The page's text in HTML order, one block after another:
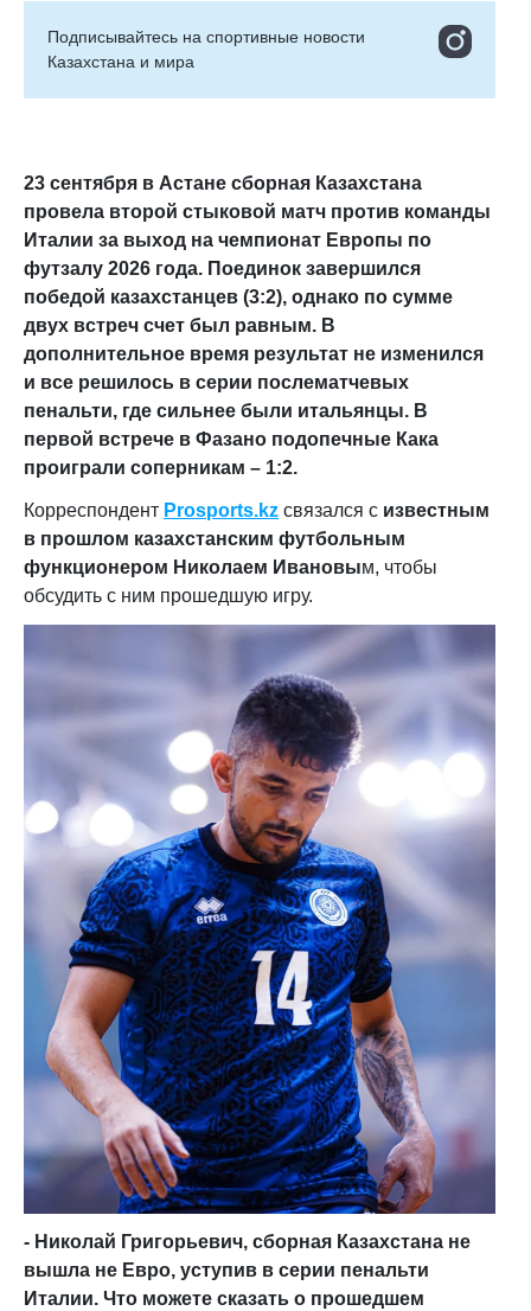
Подписывайтесь на cпортивные новости
Казахстана и мира
23 сентября в Астане сборная Казахстана
провела второй стыковой матч против команды
Италии за выход на чемпионат Европы по
футзалу 2026 года. Поединок завершился
победой казахстанцев (3:2), однако по сумме
двух встреч счет был равным. В
дополнительное время результат не изменился
и все решилось в серии послематчевых
пенальти, где сильнее были итальянцы. В
первой встрече в Фазано подопечные Кака
проиграли соперникам – 1:2.
Корреспондент Prosports.kz связался с известным
в прошлом казахстанским футбольным
функционером Николаем Ивановым, чтобы
обсудить с ним прошедшую игру.
- Николай Григорьевич, сборная Казахстана не
вышла не Евро, уступив в серии пенальти
Италии. Что можете сказать о прошедшем